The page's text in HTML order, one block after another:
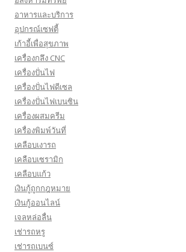
อาหารและบริการ
อุปกรณ์เซฟตี้
เก้าอี้เพื่อสุขภาพ
เครื่องกลึง CNC
เครื่องปั่นไฟ
เครื่องปั่นไฟดีเซล
เครื่องปั่นไฟเบนซิน
เครื่องผสมครีม
เครื่องพิมพ์วันที่
เคลือบเงารถ
เคลือบเซรามิก
เคลือบแก้ว
เงินกู้ถูกกฎหมาย
เงินกู้ออนไลน์
เจลหล่อลื่น
เช่ารถหรู
เช่ารถเบนซ์